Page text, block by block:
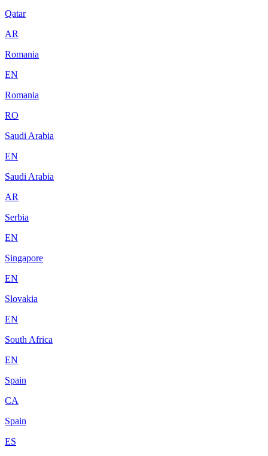
Qatar
AR
Romania
EN
Romania
RO
Saudi Arabia
EN
Saudi Arabia
AR
Serbia
EN
Singapore
EN
Slovakia
EN
South Africa
EN
Spain
CA
Spain
ES